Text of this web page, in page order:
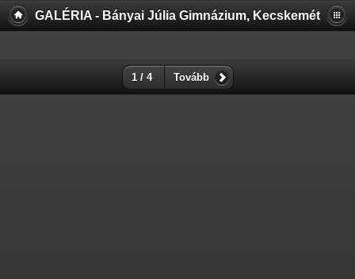
GALÉRIA - Bányai Júlia Gimnázium, Kecskemét
1 / 4 Tovább